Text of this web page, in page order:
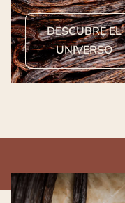
DESCUBRE EL
UNIVERSO